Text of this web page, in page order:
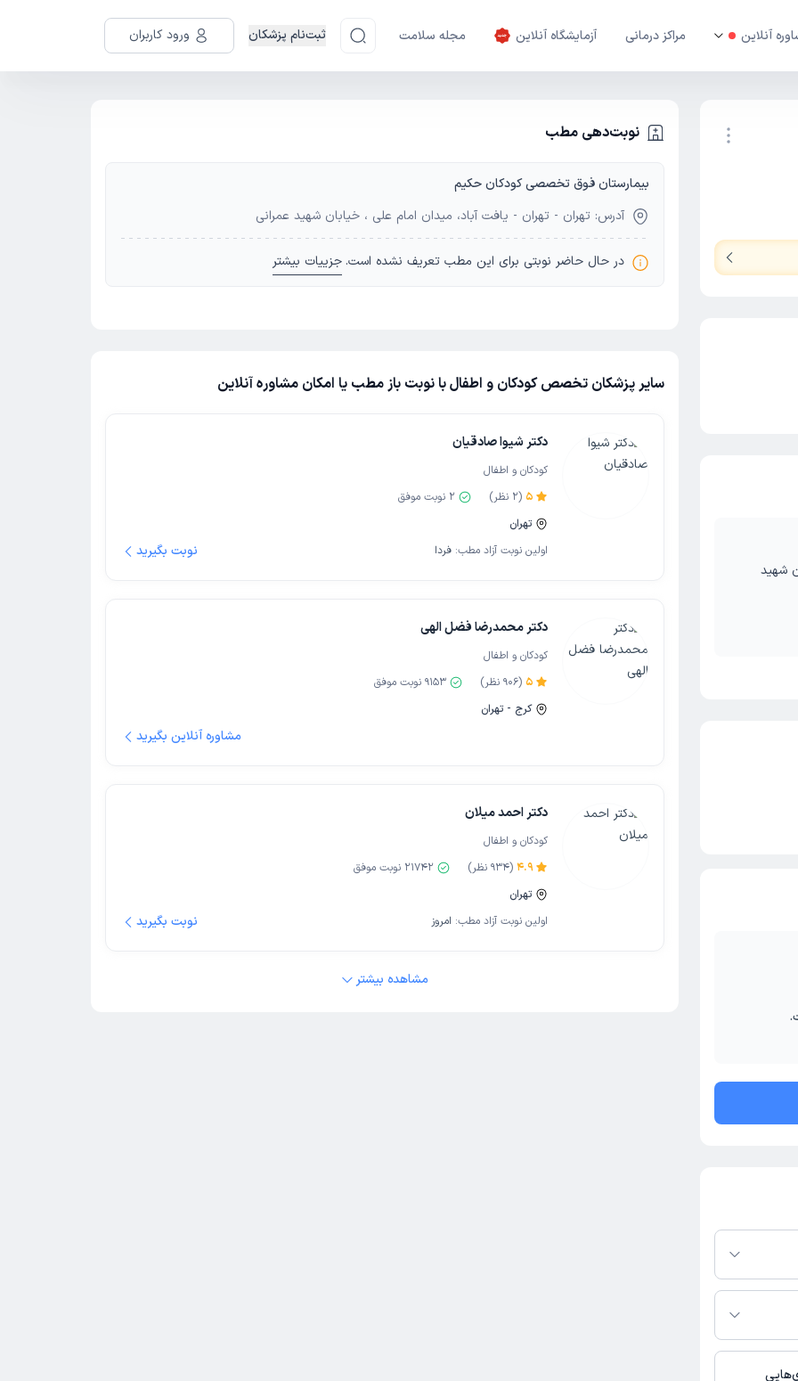
آنلاین مراکز درمانی آزمایشگاه آنلاین مجله سلامت ثبت‌نام پزشکان ورود کاربران
نوبت‌دهی مطب
بیمارستان فوق تخصصی کودکان حکیم
آدرس: تهران - تهران - یافت آباد، میدان امام علی ، خیابان شهید عمرانی
در حال حاضر نوبتی برای این مطب تعریف نشده است. جزییات بیشتر
سایر پزشکان تخصص کودکان و اطفال با نوبت باز مطب یا امکان مشاوره آنلاین
دکتر شیوا صادقیان
کودکان و اطفال
5
(
2 نظر) 2 نوبت موفق
تهران
اولین نوبت آزاد مطب: فردا نوبت بگیرید
دکتر محمدرضا فضل الهی
کودکان و اطفال
5
(
906 نظر) 9153 نوبت موفق
کرج - تهران
مشاوره آنلاین بگیرید
دکتر احمد میلان
کودکان و اطفال
4.9
(
934 نظر) 21742 نوبت موفق
تهران
اولین نوبت آزاد مطب: امروز نوبت بگیرید
مشاهده بیشتر
شهید
پلتفرم دکترتو
صورت فعال بودن
پزشکی و